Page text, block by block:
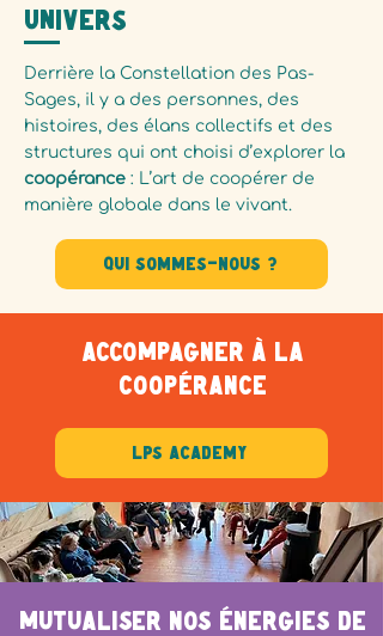
univers
Derrière la Constellation des Pas-
Sages, il y a des personnes, des
histoires, des élans collectifs et des
structures qui ont choisi d’explorer la
coopérance : L’art de coopérer de
manière globale dans le vivant.
Qui sommes-nous ?
ACCOMPAGNER à la
coopérance
LPS Academy
MUTUALISER NOS énergies de